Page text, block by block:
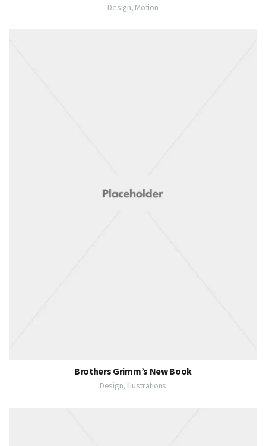
Design, Motion
Brothers Grimm’s New Book
Design, Illustrations